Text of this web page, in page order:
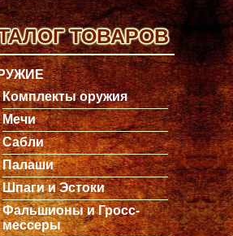
ТОВАРОВ
Комплекты оружия
Мечи
Сабли
Палаши
Шпаги и Эстоки
Фальшионы и Гросс-
мессеры